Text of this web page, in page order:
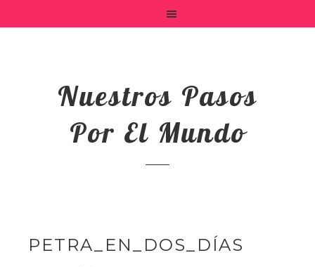
Nuestros Pasos
Por El Mundo
PETRA_EN_DOS_DÍAS